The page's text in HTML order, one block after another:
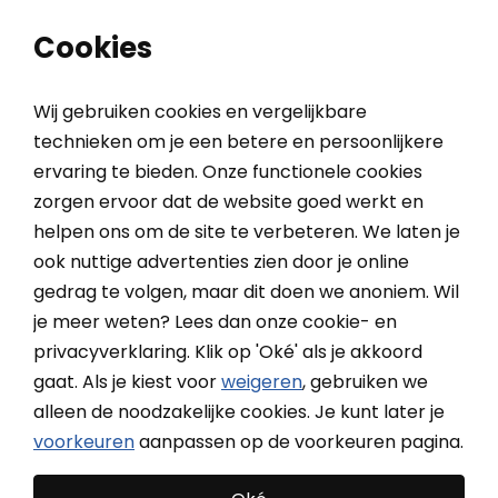
Home 1 kanaals afstandsbediening (bi-directioneel)
1 kanaals
afstandsbediening (bi-
directioneel)
Cookies
Wij gebruiken cookies en vergelijkbare
technieken om je een betere en persoonlijkere
ervaring te bieden. Onze functionele cookies
zorgen ervoor dat de website goed werkt en
helpen ons om de site te verbeteren. We laten je
ook nuttige advertenties zien door je online
gedrag te volgen, maar dit doen we anoniem. Wil
je meer weten? Lees dan onze cookie- en
privacyverklaring. Klik op 'Oké' als je akkoord
gaat. Als je kiest voorweigeren, gebruiken we
alleen de noodzakelijke cookies. Je kunt later je
voorkeurenaanpassen op de voorkeuren pagina.